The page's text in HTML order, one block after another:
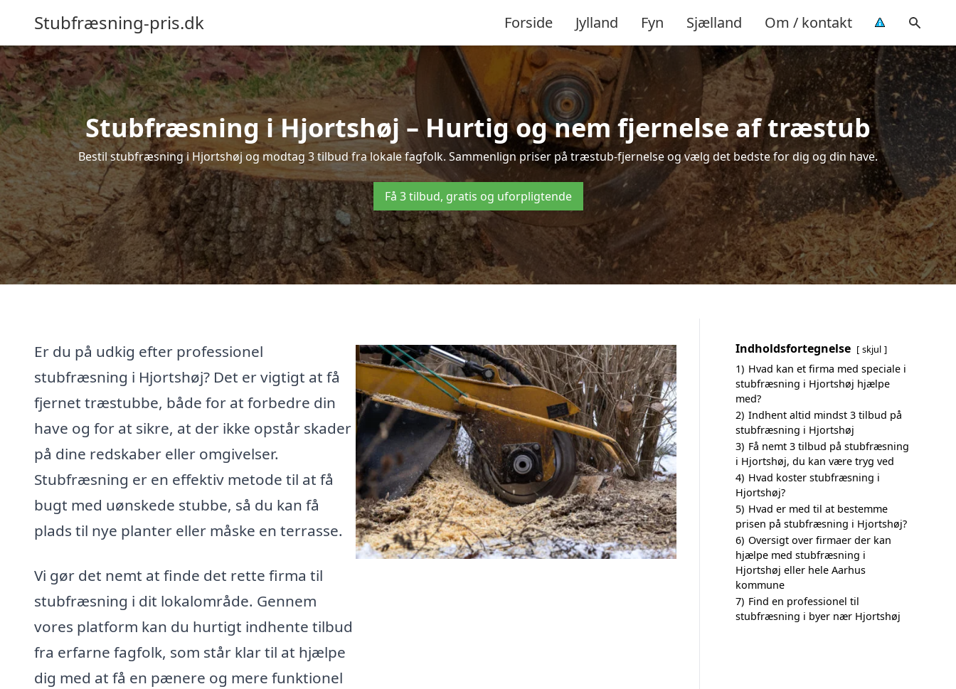
Stubfræsning-pris.dk Forside Jylland Fyn Sjælland Om / kontakt
Stubfræsning i Hjortshøj – Hurtig og nem fjernelse af træstub
Bestil stubfræsning i Hjortshøj og modtag 3 tilbud fra lokale fagfolk. Sammenlign priser på træstub-fjernelse og vælg det bedste for dig og din have.
Få 3 tilbud, gratis og uforpligtende
Er du på udkig efter professionel
stubfræsning i Hjortshøj? Det er vigtigt at få
fjernet træstubbe, både for at forbedre din
have og for at sikre, at der ikke opstår skader
på dine redskaber eller omgivelser.
Stubfræsning er en effektiv metode til at få
bugt med uønskede stubbe, så du kan få
plads til nye planter eller måske en terrasse.
Vi gør det nemt at finde det rette firma til
stubfræsning i dit lokalområde. Gennem
vores platform kan du hurtigt indhente tilbud
fra erfarne fagfolk, som står klar til at hjælpe
dig med at få en pænere og mere funktionel
Indholdsfortegnelse skjul
1) Hvad kan et firma med speciale i
stubfræsning i Hjortshøj hjælpe
med?
2) Indhent altid mindst 3 tilbud på
stubfræsning i Hjortshøj
3) Få nemt 3 tilbud på stubfræsning
i Hjortshøj, du kan være tryg ved
4) Hvad koster stubfræsning i
Hjortshøj?
5) Hvad er med til at bestemme
prisen på stubfræsning i Hjortshøj?
6) Oversigt over firmaer der kan
hjælpe med stubfræsning i
Hjortshøj eller hele Aarhus
kommune
7) Find en professionel til
stubfræsning i byer nær Hjortshøj